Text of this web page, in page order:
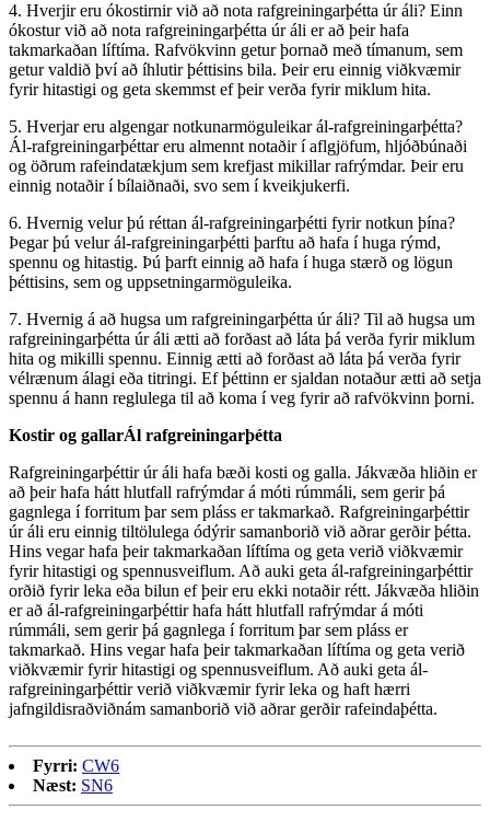
4. Hverjir eru ókostirnir við að nota rafgreiningarþétta úr áli? Einn
ókostur við að nota rafgreiningarþétta úr áli er að þeir hafa
takmarkaðan líftíma. Rafvökvinn getur þornað með tímanum, sem
getur valdið því að íhlutir þéttisins bila. Þeir eru einnig viðkvæmir
fyrir hitastigi og geta skemmst ef þeir verða fyrir miklum hita.
5. Hverjar eru algengar notkunarmöguleikar ál-rafgreiningarþétta?
Ál-rafgreiningarþéttar eru almennt notaðir í aflgjöfum, hljóðbúnaði
og öðrum rafeindatækjum sem krefjast mikillar rafrýmdar. Þeir eru
einnig notaðir í bílaiðnaði, svo sem í kveikjukerfi.
6. Hvernig velur þú réttan ál-rafgreiningarþétti fyrir notkun þína?
Þegar þú velur ál-rafgreiningarþétti þarftu að hafa í huga rýmd,
spennu og hitastig. Þú þarft einnig að hafa í huga stærð og lögun
þéttisins, sem og uppsetningarmöguleika.
7. Hvernig á að hugsa um rafgreiningarþétta úr áli? Til að hugsa um
rafgreiningarþétta úr áli ætti að forðast að láta þá verða fyrir miklum
hita og mikilli spennu. Einnig ætti að forðast að láta þá verða fyrir
vélrænum álagi eða titringi. Ef þéttinn er sjaldan notaður ætti að setja
spennu á hann reglulega til að koma í veg fyrir að rafvökvinn þorni.
Kostir og gallarÁl rafgreiningarþétta
Rafgreiningarþéttir úr áli hafa bæði kosti og galla. Jákvæða hliðin er
að þeir hafa hátt hlutfall rafrýmdar á móti rúmmáli, sem gerir þá
gagnlega í forritum þar sem pláss er takmarkað. Rafgreiningarþéttir
úr áli eru einnig tiltölulega ódýrir samanborið við aðrar gerðir þétta.
Hins vegar hafa þeir takmarkaðan líftíma og geta verið viðkvæmir
fyrir hitastigi og spennusveiflum. Að auki geta ál-rafgreiningarþéttir
orðið fyrir leka eða bilun ef þeir eru ekki notaðir rétt. Jákvæða hliðin
er að ál-rafgreiningarþéttir hafa hátt hlutfall rafrýmdar á móti
rúmmáli, sem gerir þá gagnlega í forritum þar sem pláss er
takmarkað. Hins vegar hafa þeir takmarkaðan líftíma og geta verið
viðkvæmir fyrir hitastigi og spennusveiflum. Að auki geta ál-
rafgreiningarþéttir verið viðkvæmir fyrir leka og haft hærri
jafngildisraðviðnám samanborið við aðrar gerðir rafeindaþétta.
Fyrri: CW6
Næst: SN6